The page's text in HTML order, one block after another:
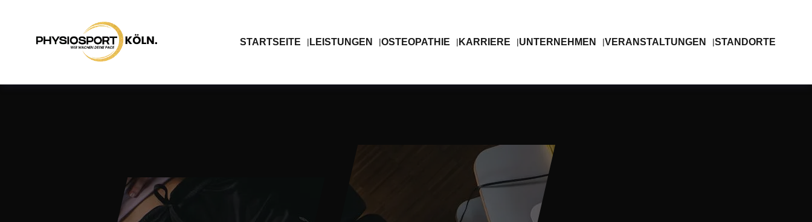
STARTSEITE LEISTUNGEN OSTEOPATHIE KARRIERE UNTERNEHMEN VERANSTALTUNGEN STANDORTE